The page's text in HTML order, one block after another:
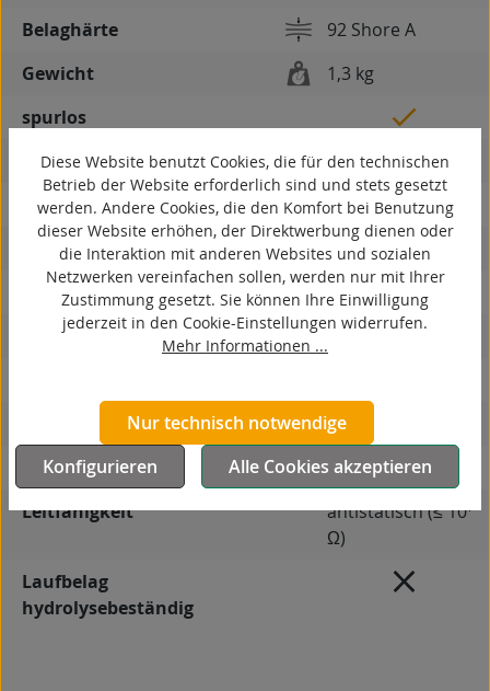
Belaghärte
92 Shore A
Gewicht
1,3 kg
spurlos
kontaktverfärbungsfrei
antistatisch
elektrisch leitfähig
korrosionsbeständig
autoklaventauglich
Produkttyp
Rad
Leitfähigkeit
antistatisch (≤ 10
Ω)
Laufbelag
hydrolysebeständig
Diese Website benutzt Cookies, die für den technischen
Betrieb der Website erforderlich sind und stets gesetzt
werden. Andere Cookies, die den Komfort bei Benutzung
dieser Website erhöhen, der Direktwerbung dienen oder
die Interaktion mit anderen Websites und sozialen
Netzwerken vereinfachen sollen, werden nur mit Ihrer
Zustimmung gesetzt. Sie können Ihre Einwilligung
jederzeit in den Cookie-Einstellungen widerrufen.
Mehr Informationen ...
Nur technisch notwendige
Konfigurieren
Alle Cookies akzeptieren